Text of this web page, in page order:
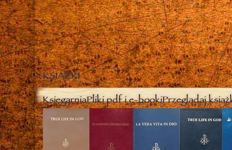
KSIĄŻKI
KsięgarniaPliki pdf i e-bookiPrzeglądaj